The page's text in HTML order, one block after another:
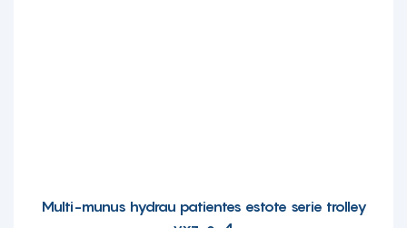
Multi-munus hydrau patientes estote serie trolley